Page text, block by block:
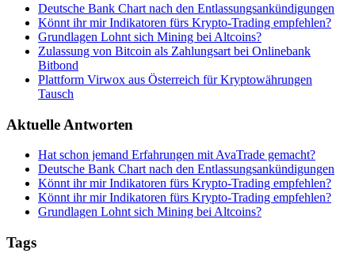
Deutsche Bank Chart nach den Entlassungsankündigungen
Könnt ihr mir Indikatoren fürs Krypto-Trading empfehlen?
Grundlagen Lohnt sich Mining bei Altcoins?
Zulassung von Bitcoin als Zahlungsart bei Onlinebank
Bitbond
Plattform Virwox aus Österreich für Kryptowährungen
Tausch
Aktuelle Antworten
Hat schon jemand Erfahrungen mit AvaTrade gemacht?
Deutsche Bank Chart nach den Entlassungsankündigungen
Könnt ihr mir Indikatoren fürs Krypto-Trading empfehlen?
Könnt ihr mir Indikatoren fürs Krypto-Trading empfehlen?
Grundlagen Lohnt sich Mining bei Altcoins?
Tags